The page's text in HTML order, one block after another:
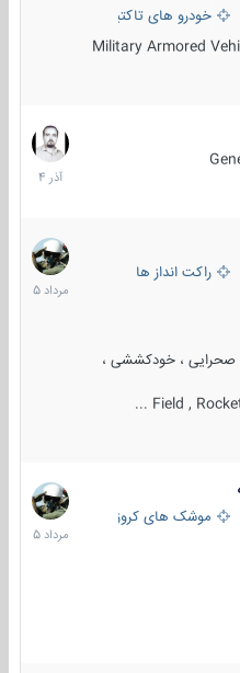
، شناسایی و ضد تانک
خودرو های تاکتیکی نظامی
Military Armored
7
آذر
1404
راکت انداز ها
صحرایی ، خودکششی ،
Field ,
9
مرداد
1405
موشک های کروز
2
مرداد
1405